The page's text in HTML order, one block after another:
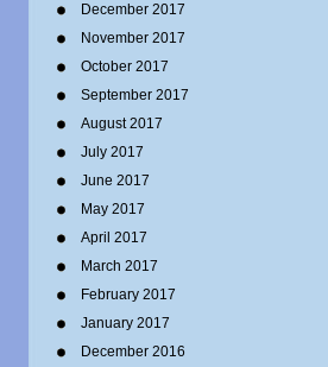
December 2017
November 2017
October 2017
September 2017
August 2017
July 2017
June 2017
May 2017
April 2017
March 2017
February 2017
January 2017
December 2016